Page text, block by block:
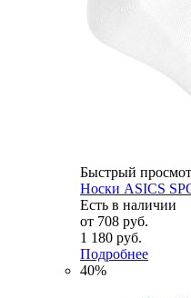
Быстрый
Носки ASICS
Есть в наличии
от 708 руб.
1 180 руб.
Подробнее
40%